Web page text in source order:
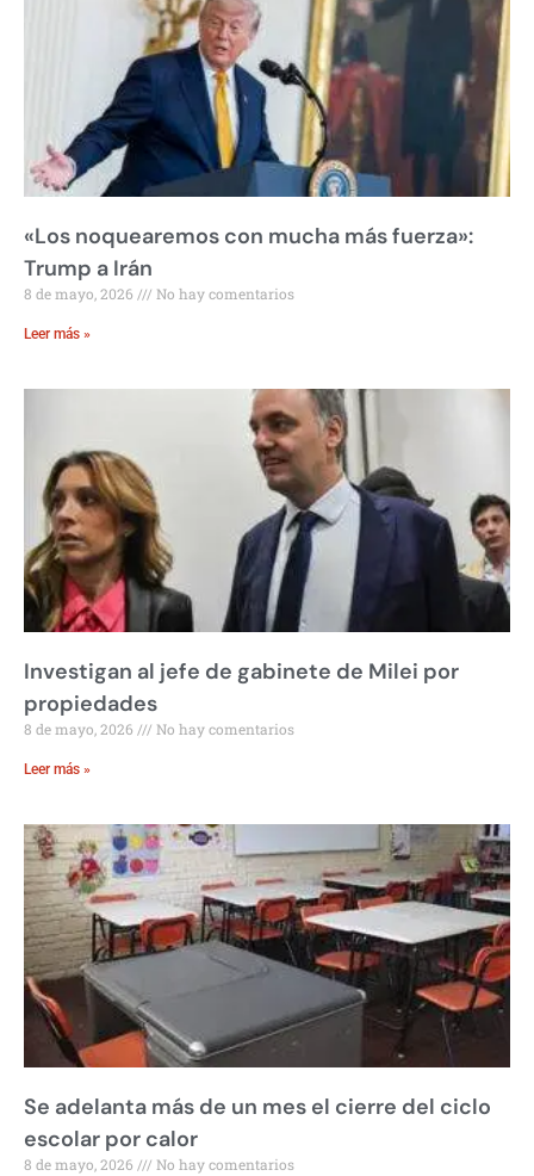
«Los noquearemos con mucha más fuerza»:
Trump a Irán
8 de mayo, 2026 No hay comentarios
Leer más »
Investigan al jefe de gabinete de Milei por
propiedades
8 de mayo, 2026 No hay comentarios
Leer más »
Se adelanta más de un mes el cierre del ciclo
escolar por calor
8 de mayo, 2026 No hay comentarios